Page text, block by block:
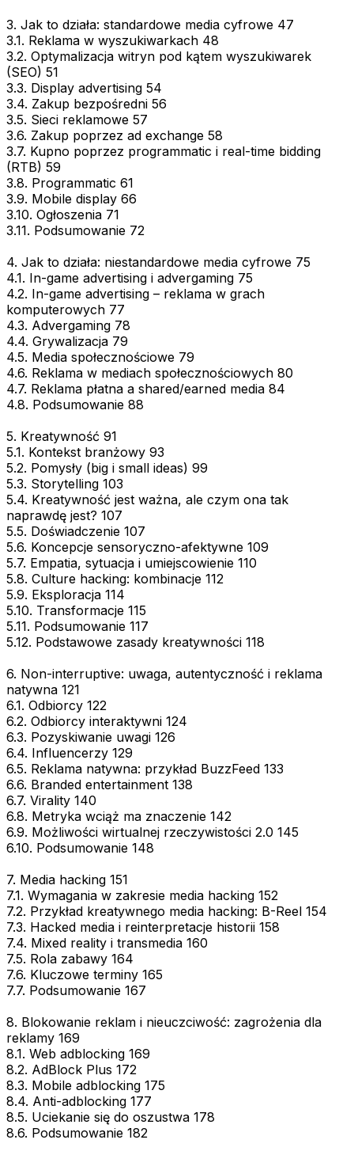
3. Jak to działa: standardowe media cyfrowe 47
3.1. Reklama w wyszukiwarkach 48
3.2. Optymalizacja witryn pod kątem wyszukiwarek
(SEO) 51
3.3. Display advertising 54
3.4. Zakup bezpośredni 56
3.5. Sieci reklamowe 57
3.6. Zakup poprzez ad exchange 58
3.7. Kupno poprzez programmatic i real-time bidding
(RTB) 59
3.8. Programmatic 61
3.9. Mobile display 66
3.10. Ogłoszenia 71
3.11. Podsumowanie 72
4. Jak to działa: niestandardowe media cyfrowe 75
4.1. In-game advertising i advergaming 75
4.2. In-game advertising – reklama w grach
komputerowych 77
4.3. Advergaming 78
4.4. Grywalizacja 79
4.5. Media społecznościowe 79
4.6. Reklama w mediach społecznościowych 80
4.7. Reklama płatna a shared/earned media 84
4.8. Podsumowanie 88
5. Kreatywność 91
5.1. Kontekst branżowy 93
5.2. Pomysły (big i small ideas) 99
5.3. Storytelling 103
5.4. Kreatywność jest ważna, ale czym ona tak
naprawdę jest? 107
5.5. Doświadczenie 107
5.6. Koncepcje sensoryczno-afektywne 109
5.7. Empatia, sytuacja i umiejscowienie 110
5.8. Culture hacking: kombinacje 112
5.9. Eksploracja 114
5.10. Transformacje 115
5.11. Podsumowanie 117
5.12. Podstawowe zasady kreatywności 118
6. Non-interruptive: uwaga, autentyczność i reklama
natywna 121
6.1. Odbiorcy 122
6.2. Odbiorcy interaktywni 124
6.3. Pozyskiwanie uwagi 126
6.4. Influencerzy 129
6.5. Reklama natywna: przykład BuzzFeed 133
6.6. Branded entertainment 138
6.7. Virality 140
6.8. Metryka wciąż ma znaczenie 142
6.9. Możliwości wirtualnej rzeczywistości 2.0 145
6.10. Podsumowanie 148
7. Media hacking 151
7.1. Wymagania w zakresie media hacking 152
7.2. Przykład kreatywnego media hacking: B-Reel 154
7.3. Hacked media i reinterpretacje historii 158
7.4. Mixed reality i transmedia 160
7.5. Rola zabawy 164
7.6. Kluczowe terminy 165
7.7. Podsumowanie 167
8. Blokowanie reklam i nieuczciwość: zagrożenia dla
reklamy 169
8.1. Web adblocking 169
8.2. AdBlock Plus 172
8.3. Mobile adblocking 175
8.4. Anti-adblocking 177
8.5. Uciekanie się do oszustwa 178
8.6. Podsumowanie 182